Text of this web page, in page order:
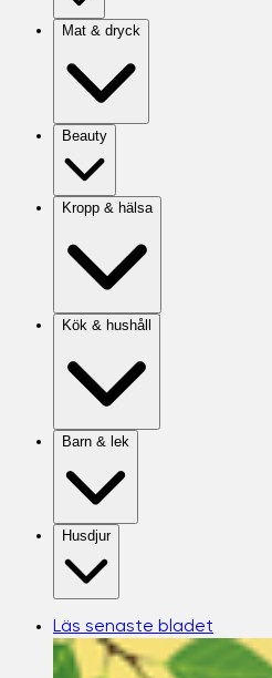
Mat & dryck
Beauty
Kropp & hälsa
Kök & hushåll
Barn & lek
Husdjur
Läs senaste bladet